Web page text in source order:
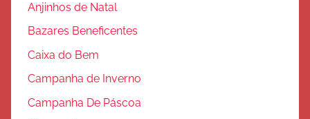
Anjinhos de Natal
Bazares Beneficentes
Caixa do Bem
Campanha de Inverno
Campanha De Páscoa